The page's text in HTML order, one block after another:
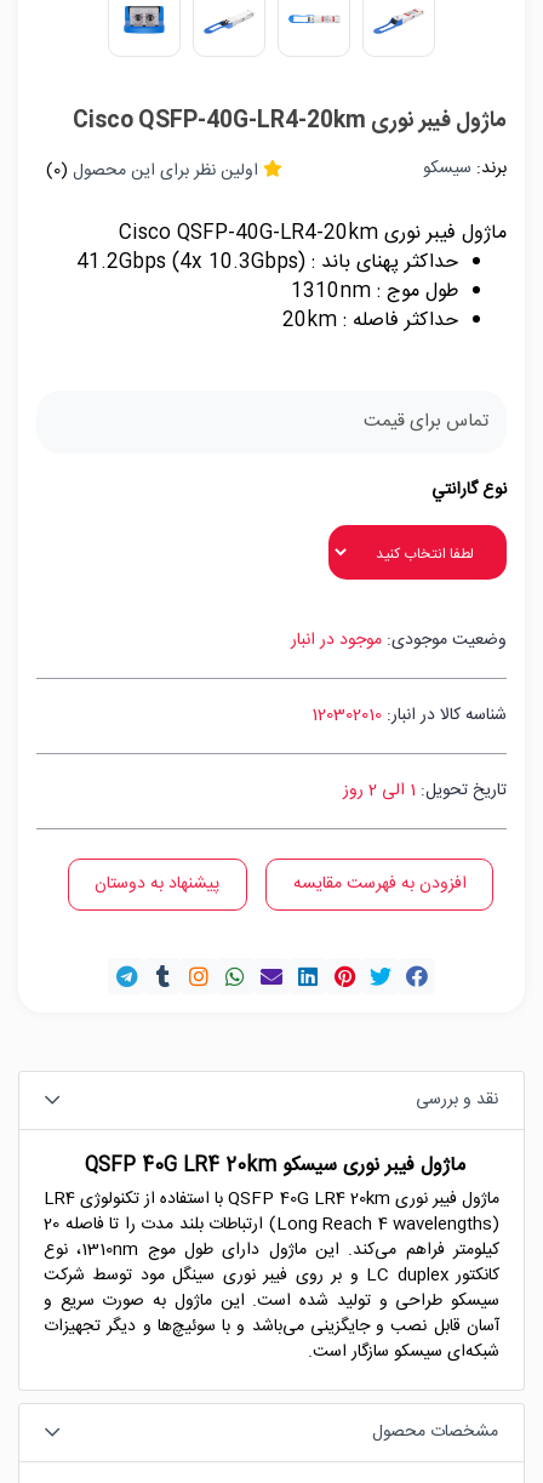
ماژول فیبر نوری Cisco QSFP-40G-LR4-20km
برند: سیسکو اولین نظر برای این محصول (0)
ماژول فیبر نوری Cisco QSFP-40G-LR4-20km
حداکثر پهنای باند : 41.2Gbps (4x 10.3Gbps)
طول موج : 1310nm
حداکثر فاصله : 20km
تماس برای قیمت
نوع گارانتي
وضعیت موجودی: موجود در انبار
شناسه کالا در انبار: 120302010
تاریخ تحویل: 1 الی 2 روز
افزودن به فهرست مقایسه پیشنهاد به دوستان
نقد و بررسی
ماژول فیبر نوری سیسکو QSFP 40G LR4 20km
ماژول فیبر نوری QSFP 40G LR4 20km با استفاده از تکنولوژی LR4
(Long Reach 4 wavelengths) ارتباطات بلند مدت را تا فاصله 20
کیلومتر فراهم می‌کند. این ماژول دارای طول موج 1310nm، نوع
کانکتور LC duplex و بر روی فیبر نوری سینگل مود توسط شرکت
سیسکو طراحی و تولید شده است. این ماژول به صورت سریع و
آسان قابل نصب و جایگزینی می‌باشد و با سوئیچ‌ها و دیگر تجهیزات
شبکه‌ای سیسکو سازگار است.
مشخصات محصول